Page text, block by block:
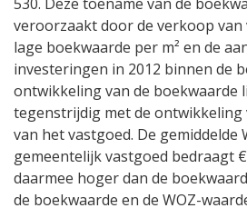
veroorzaakt door de verkoop van
lage boekwaarde per m² en de
investeringen in 2012 binnen de
ontwikkeling van de boekwaarde
tegenstrijdig met de ontwikkeling
van het vastgoed. De gemiddelde
gemeentelijk vastgoed bedraagt
daarmee hoger dan de
de boekwaarde en de WOZ-